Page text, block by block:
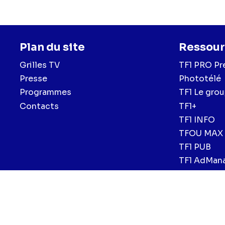
Plan du site
Grilles TV
Presse
Programmes
Contacts
TF1 PRO
Phototélé
TF1 Le
TF1+
TF1 INFO
TFOU MAX
TF1 PUB
TF1